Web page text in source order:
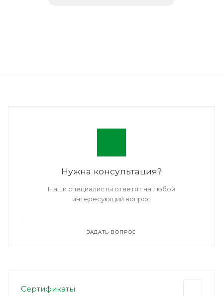
Нужна консультация?
Наши специалисты ответят на любой
интересующий вопрос
ЗАДАТЬ ВОПРОС
Сертификаты